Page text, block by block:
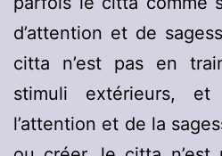
d’attention et de
citta n’est pas en
stimuli extérieurs, et
l’attention et de la